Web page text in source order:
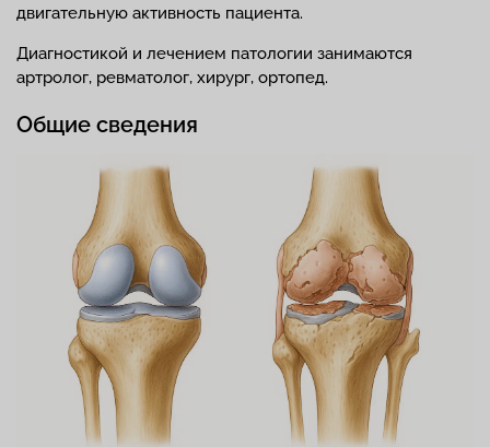
двигательную активность пациента.
Диагностикой и лечением патологии занимаются
артролог, ревматолог, хирург, ортопед.
Общие сведения